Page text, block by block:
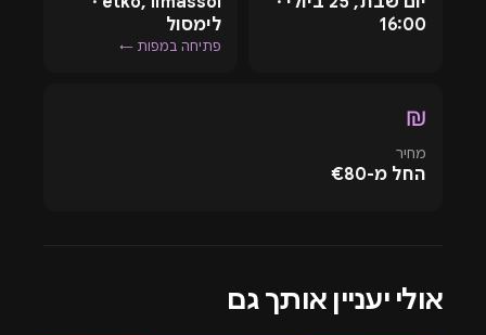
אפריקאיות ואנרגיה מודרנית של רחבות ענק.
הסגנון של HUGEL מזוהה מיד: עמוק, קצבי, חם, שבטי ומלא
במועדונים ובפסטיבלים הגדולים בעולם.
ביכולת שלו לקחת רחבה למסע מוזיקלי הדרגתי, כזה
16:00
לימסול
פתיחה במפות ←
₪
מחיר
החל מ-€80
אולי יעניין אותך גם